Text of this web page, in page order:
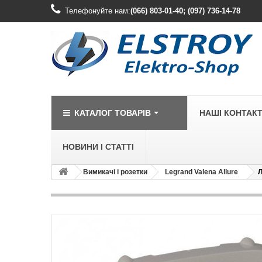
Телефонуйте нам:(066) 803-01-40; (097) 736-14-78
КАТАЛОГ ТОВАРІВ
LEGRAND
Legrand Etika
НАШІ
НОВИНИ І СТАТТІ
Вимикачі і розетки Legrand Valena Allure